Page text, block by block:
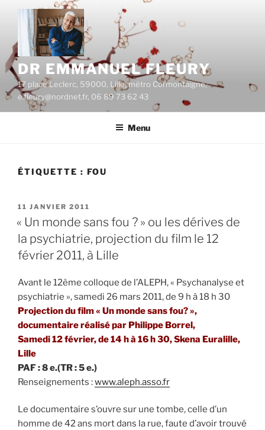
Aller
contenu
principal
DR EMMANUEL FLEURY
17 place Leclerc, 59000, Lille, métro Cormontaigne,
e.fleury@nordnet.fr, 06 89 73 62 43
Menu
ÉTIQUETTE : FOU
PUBLIÉ
LE
11 JANVIER 2011
« Un monde sans fou ? » ou les dérives de
la psychiatrie, projection du film le 12
février 2011, à Lille
Avant le 12ème colloque de l’ALEPH, « Psychanalyse et
psychiatrie », samedi 26 mars 2011, de 9 h à 18 h 30
Projection du film « Un monde sans fou? »,
documentaire réalisé par Philippe Borrel,
Samedi 12 février, de 14 h à 16 h 30, Skena Euralille,
Lille
PAF : 8 e.(TR : 5 e.)
Renseignements :www.aleph.asso.fr
Le documentaire s’ouvre sur une tombe, celle d’un
homme de 42 ans mort dans la rue, faute d’avoir trouvé